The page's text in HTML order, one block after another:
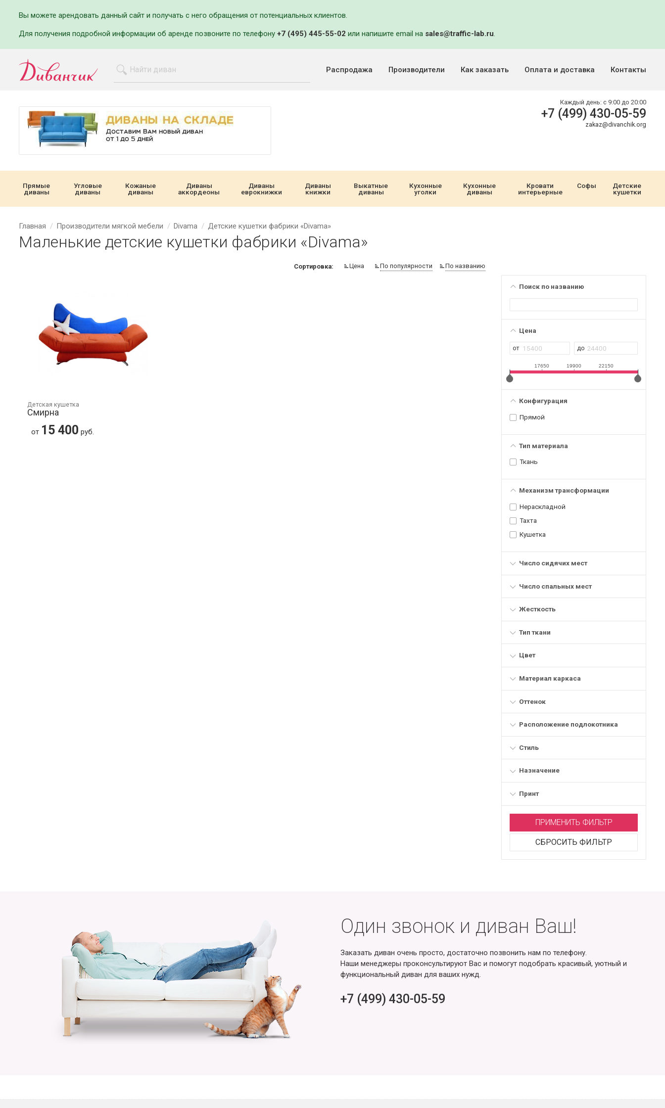
Вы можете арендовать данный сайт и получать с него обращения от потенциальных клиентов.
Для получения подробной информации об аренде позвоните по телефону +7 (495) 445-55-02 или напишите email на sales@traffic-lab.ru.
Распродажа Производители Как заказать Оплата и доставка Контакты
Каждый день: с 9:00 до 20:00
+7 (499) 430-05-59
zakaz@divanchik.org
Прямые
диваны
Угловые
диваны
Кожаные
диваны
Диваны
аккордеоны
Диваны
еврокнижки
Диваны
книжки
Выкатные
диваны
Кухонные
уголки
Кухонные
диваны
Кровати
интерьерные
Софы
Детские
кушетки
Главная Производители мягкой мебели Divama Детские кушетки фабрики «Divama»
Маленькие детские кушетки фабрики «Divama»
Поиск по названию
Цена
17650 19900 22150
Конфигурация
Прямой
Тип материала
Ткань
Механизм трансформации
Нераскладной
Тахта
Кушетка
Число сидячих мест
Число спальных мест
Жесткость
Тип ткани
Цвет
Материал каркаса
Оттенок
Расположение подлокотника
Стиль
Назначение
Принт
ПРИМЕНИТЬ ФИЛЬТР
СБРОСИТЬ ФИЛЬТР
Сортировка: Цена По популярности По названию
Детская кушетка
Смирна
от 15 400 руб.
Один звонок и диван Ваш!
Заказать диван очень просто, достаточно позвонить нам по телефону.
Наши менеджеры проконсультируют Вас и помогут подобрать красивый, уютный и
функциональный диван для ваших нужд.
+7 (499) 430-05-59